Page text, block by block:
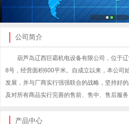
公司简介
葫芦岛辽西巨霸机电设备有限公司，位于辽
8号，经营面积600平米。自成立以来，本公司
发展，并与厂商实行强强联合的战略，坚持好
及对所有商品实行完善的售前、售中、售后服务
产品中心